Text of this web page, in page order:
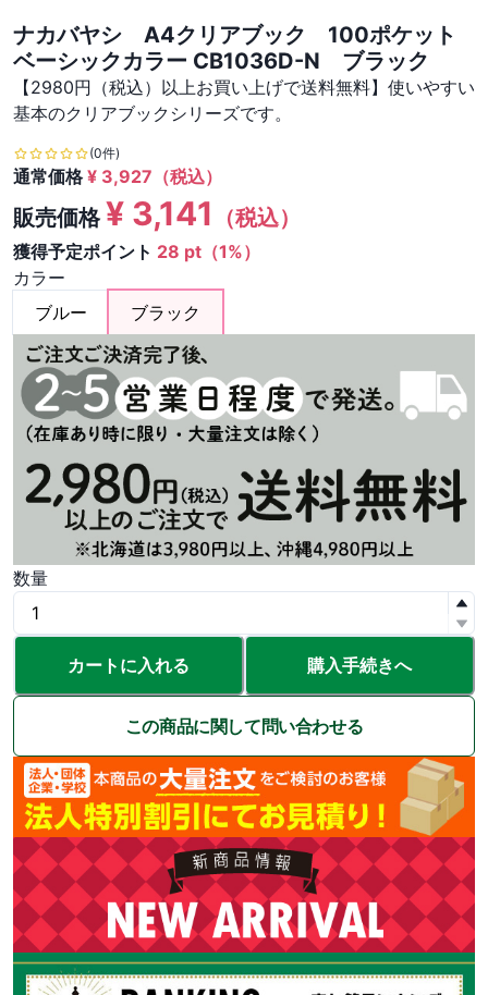
ナカバヤシ A4クリアブック 100ポケット
ベーシックカラー CB1036D-N ブラック
【2980円（税込）以上お買い上げで送料無料】使いやすい
基本のクリアブックシリーズです。
(0件)
通常価格¥ 3,927 （税込）
販売価格¥ 3,141 （税込）
獲得予定ポイント 28 pt（1%）
カラー
ブルー
ブラック
数量
カートに入れる 購入手続きへ
この商品に関して問い合わせる